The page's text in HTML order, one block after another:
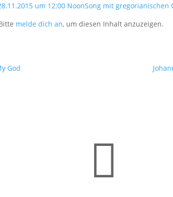
um 12:00 NoonSong mit gregorianischen
melde dich an, um diesen Inhalt anzuzeigen.
God
